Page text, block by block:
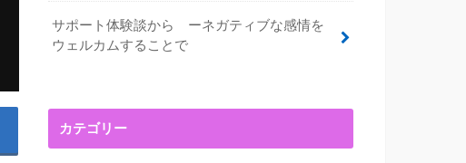
サポート体験談から ーネガティブな感情を
ウェルカムすることで
カテゴリー